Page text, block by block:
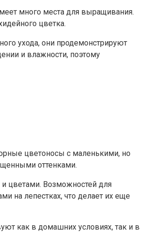
много места для выращивания.
цветка.
ухода, они продемонстрируют
и влажности, поэтому
цветоносы с маленькими, но
оттенками.
цветами. Возможностей для
на лепестках, что делает их еще
как в домашних условиях, так и в